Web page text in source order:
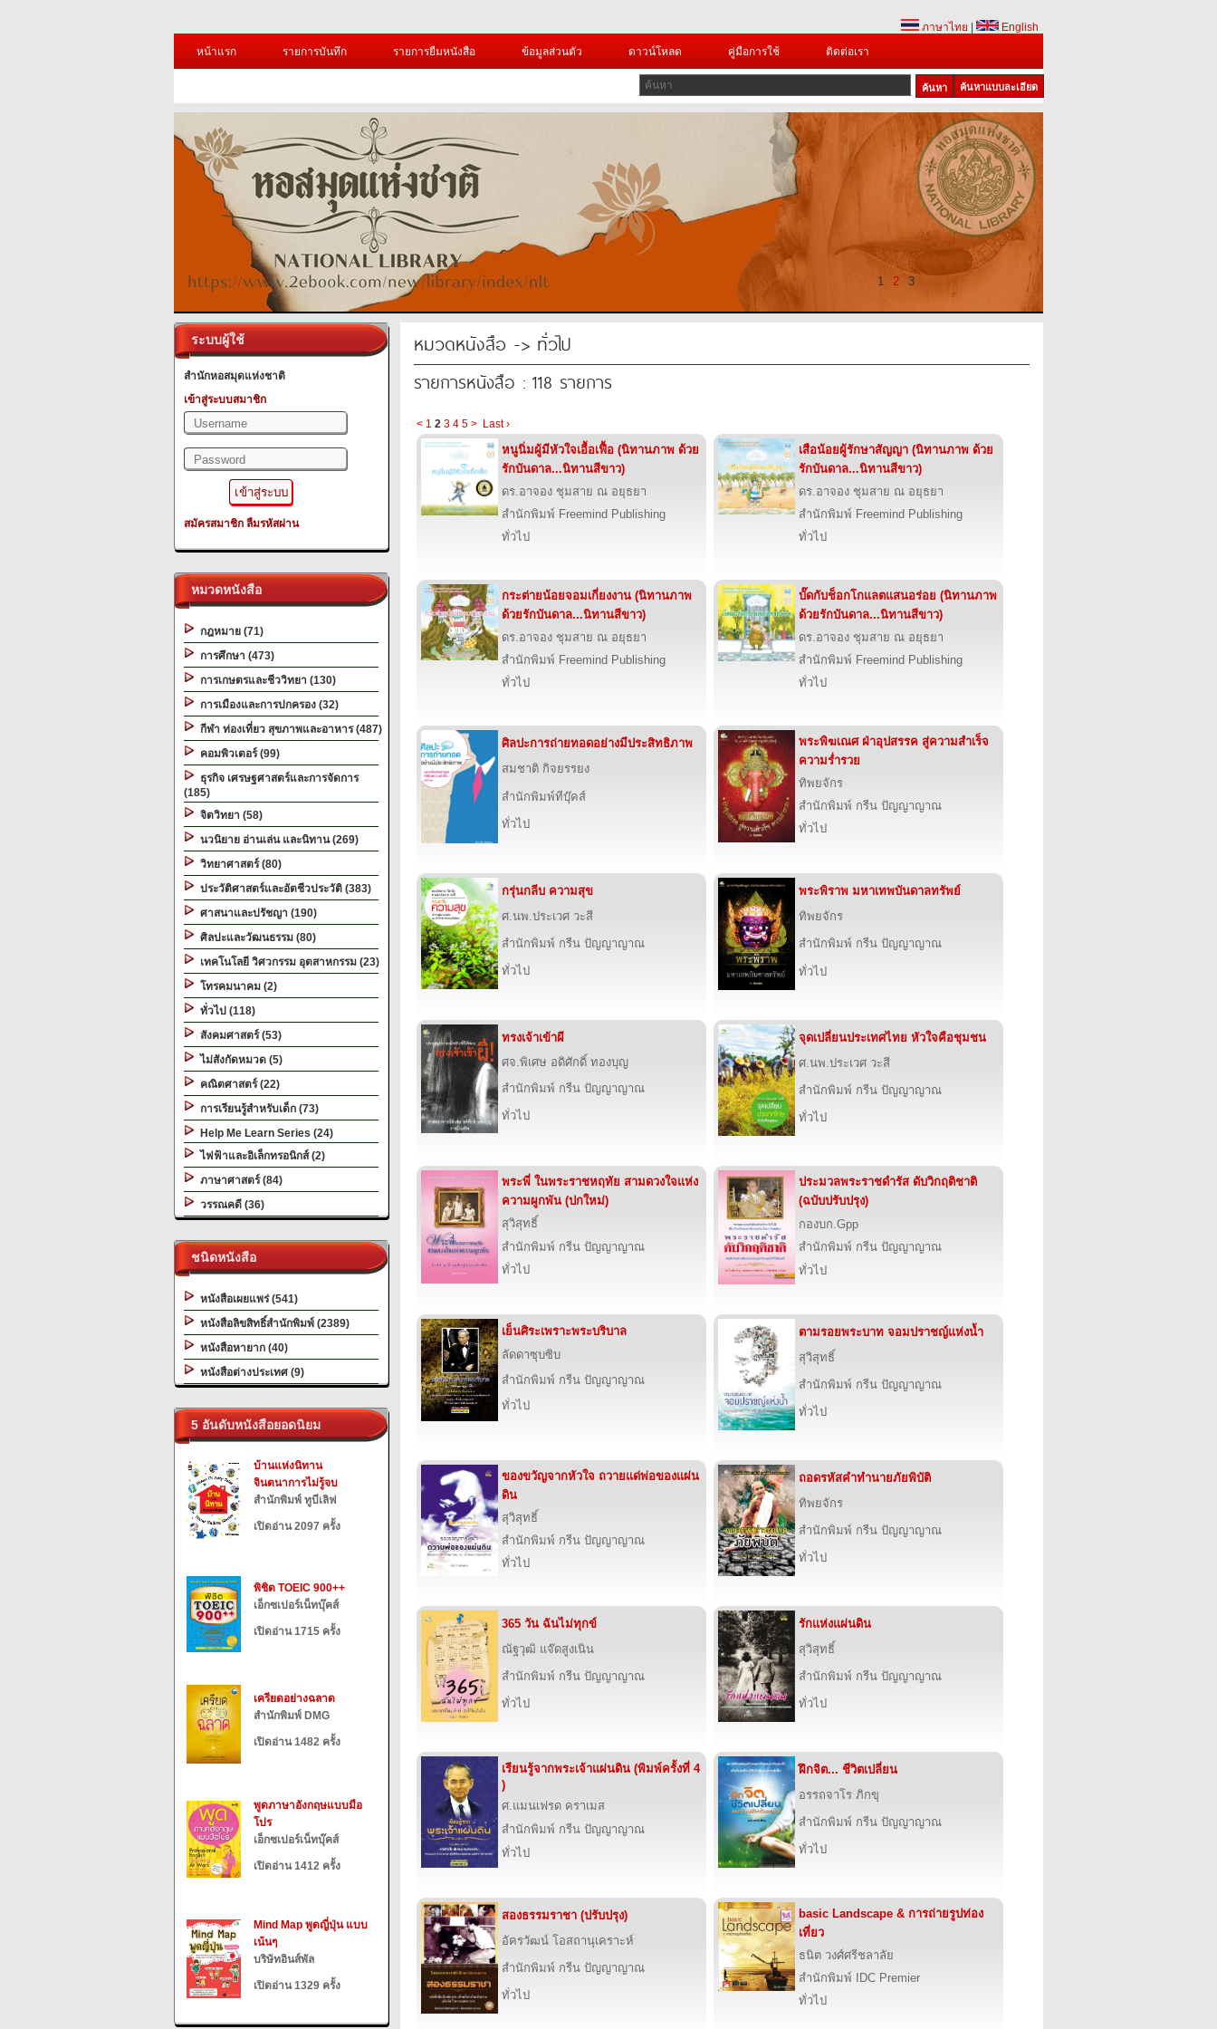
ภาษาไทย
English
หน้าแรก
รายการบันทึก รายการยืมหนังสือ ข้อมูลส่วนตัว ดาวน์โหลด คู่มือการใช้ ติดต่อเรา
ค้นหาแบบละเอียด
1 2 3
ระบบผู้ใช้
สำนักหอสมุดแห่งชาติ
เข้าสู่ระบบสมาชิก
สมัครสมาชิก ลืมรหัสผ่าน
หมวดหนังสือ
กฎหมาย (71)
การศึกษา (473)
การเกษตรและชีววิทยา (130)
การเมืองและการปกครอง (32)
กีฬา ท่องเที่ยว สุขภาพและอาหาร (487)
คอมพิวเตอร์ (99)
ธุรกิจ เศรษฐศาสตร์และการจัดการ
(185)
จิตวิทยา (58)
นวนิยาย อ่านเล่น และนิทาน (269)
วิทยาศาสตร์ (80)
ประวัติศาสตร์และอัตชีวประวัติ (383)
ศาสนาและปรัชญา (190)
ศิลปะและวัฒนธรรม (80)
เทคโนโลยี วิศวกรรม อุตสาหกรรม (23)
โทรคมนาคม (2)
ทั่วไป (118)
สังคมศาสตร์ (53)
ไม่สังกัดหมวด (5)
คณิตศาสตร์ (22)
การเรียนรู้สำหรับเด็ก (73)
Help Me Learn Series (24)
ไฟฟ้าและอิเล็กทรอนิกส์ (2)
ภาษาศาสตร์ (84)
วรรณคดี (36)
ชนิดหนังสือ
หนังสือเผยแพร่ (541)
หนังสือลิขสิทธิ์สำนักพิมพ์ (2389)
หนังสือหายาก (40)
หนังสือต่างประเทศ (9)
5 อันดับหนังสือยอดนิยม
บ้านแห่งนิทาน
จินตนาการไม่รู้จบ
สำนักพิมพ์ ทูบีเลิฟ
เปิดอ่าน 2097 ครั้ง
พิชิต TOEIC 900++
เอ็กซเปอร์เน็ทบุ๊คส์
เปิดอ่าน 1715 ครั้ง
เครียดอย่างฉลาด
สำนักพิมพ์ DMG
เปิดอ่าน 1482 ครั้ง
พูดภาษาอังกฤษแบบมือ
โปร
เอ็กซเปอร์เน็ทบุ๊คส์
เปิดอ่าน 1412 ครั้ง
Mind Map พูดญี่ปุ่น แบบ
เน้นๆ
บริษัทอินส์พัล
เปิดอ่าน 1329 ครั้ง
หมวดหนังสือ -> ทั่วไป
รายการหนังสือ : 118 รายการ
< 1 2 3 4 5 > Last ›
หนูนิ่มผู้มีหัวใจเอื้อเฟื้อ (นิทานภาพ ด้วย
รักบันดาล...นิทานสีขาว)
ดร.อาจอง ชุมสาย ณ อยุธยา
สำนักพิมพ์ Freemind Publishing
ทั่วไป
เสือน้อยผู้รักษาสัญญา (นิทานภาพ ด้วย
รักบันดาล...นิทานสีขาว)
ดร.อาจอง ชุมสาย ณ อยุธยา
สำนักพิมพ์ Freemind Publishing
ทั่วไป
กระต่ายน้อยจอมเกี่ยงงาน (นิทานภาพ
ด้วยรักบันดาล...นิทานสีขาว)
ดร.อาจอง ชุมสาย ณ อยุธยา
สำนักพิมพ์ Freemind Publishing
ทั่วไป
บั๊ดกับช็อกโกแลตแสนอร่อย (นิทานภาพ
ด้วยรักบันดาล...นิทานสีขาว)
ดร.อาจอง ชุมสาย ณ อยุธยา
สำนักพิมพ์ Freemind Publishing
ทั่วไป
ศิลปะการถ่ายทอดอย่างมีประสิทธิภาพ
สมชาติ กิจยรรยง
สำนักพิมพ์ทีบุ๊คส์
ทั่วไป
พระพิฆเณศ ฝ่าอุปสรรค สู่ความสำเร็จ
ความร่ำรวย
ทิพยจักร
สำนักพิมพ์ กรีน ปัญญาญาณ
ทั่วไป
กรุ่นกลีบ ความสุข
ศ.นพ.ประเวศ วะสี
สำนักพิมพ์ กรีน ปัญญาญาณ
ทั่วไป
พระพิราพ มหาเทพบันดาลทรัพย์
ทิพยจักร
สำนักพิมพ์ กรีน ปัญญาญาณ
ทั่วไป
ทรงเจ้าเข้าผี
ศจ.พิเศษ อดิศักดิ์ ทองบุญ
สำนักพิมพ์ กรีน ปัญญาญาณ
ทั่วไป
จุดเปลี่ยนประเทศไทย หัวใจคือชุมชน
ศ.นพ.ประเวศ วะสี
สำนักพิมพ์ กรีน ปัญญาญาณ
ทั่วไป
พระพี่ ในพระราชหฤทัย สามดวงใจแห่ง
ความผูกพัน (ปกใหม่)
สุวิสุทธิ์
สำนักพิมพ์ กรีน ปัญญาญาณ
ทั่วไป
ประมวลพระราชดำรัส ดับวิกฤติชาติ
(ฉบับปรับปรุง)
กองบก.Gpp
สำนักพิมพ์ กรีน ปัญญาญาณ
ทั่วไป
เย็นศิระเพราะพระบริบาล
ลัดดาซุบซิบ
สำนักพิมพ์ กรีน ปัญญาญาณ
ทั่วไป
ตามรอยพระบาท จอมปราชญ์แห่งน้ำ
สุวิสุทธิ์
สำนักพิมพ์ กรีน ปัญญาญาณ
ทั่วไป
ของขวัญจากหัวใจ ถวายแด่พ่อของแผ่น
ดิน
สุวิสุทธิ์
สำนักพิมพ์ กรีน ปัญญาญาณ
ทั่วไป
ถอดรหัสคำทำนายภัยพิบัติ
ทิพยจักร
สำนักพิมพ์ กรีน ปัญญาญาณ
ทั่วไป
365 วัน ฉันไม่ทุกข์
ณัฐวุฒิ แจ๊ดสูงเนิน
สำนักพิมพ์ กรีน ปัญญาญาณ
ทั่วไป
รักแห่งแผ่นดิน
สุวิสุทธิ์
สำนักพิมพ์ กรีน ปัญญาญาณ
ทั่วไป
เรียนรู้จากพระเจ้าแผ่นดิน (พิมพ์ครั้งที่ 4
)
ศ.แมนเฟรด คราเมส
สำนักพิมพ์ กรีน ปัญญาญาณ
ทั่วไป
ฝึกจิต... ชีวิตเปลี่ยน
อรรถจาโร ภิกขุ
สำนักพิมพ์ กรีน ปัญญาญาณ
ทั่วไป
สองธรรมราชา (ปรับปรุง)
อัครวัฒน์ โอสถานุเคราะห์
สำนักพิมพ์ กรีน ปัญญาญาณ
ทั่วไป
basic Landscape & การถ่ายรูปท่อง
เที่ยว
ธนิต วงศ์ศรีชลาลัย
สำนักพิมพ์ IDC Premier
ทั่วไป